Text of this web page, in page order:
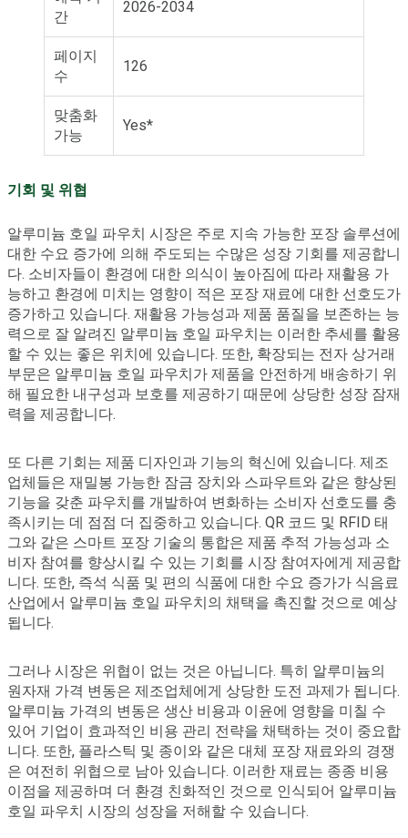
간
2026-2034
페이지
수
126
맞춤화
가능
Yes*
기회 및 위협
알루미늄 호일 파우치 시장은 주로 지속 가능한 포장 솔루션에
대한 수요 증가에 의해 주도되는 수많은 성장 기회를 제공합니
다. 소비자들이 환경에 대한 의식이 높아짐에 따라 재활용 가
능하고 환경에 미치는 영향이 적은 포장 재료에 대한 선호도가
증가하고 있습니다. 재활용 가능성과 제품 품질을 보존하는 능
력으로 잘 알려진 알루미늄 호일 파우치는 이러한 추세를 활용
할 수 있는 좋은 위치에 있습니다. 또한, 확장되는 전자 상거래
부문은 알루미늄 호일 파우치가 제품을 안전하게 배송하기 위
해 필요한 내구성과 보호를 제공하기 때문에 상당한 성장 잠재
력을 제공합니다.
또 다른 기회는 제품 디자인과 기능의 혁신에 있습니다. 제조
업체들은 재밀봉 가능한 잠금 장치와 스파우트와 같은 향상된
기능을 갖춘 파우치를 개발하여 변화하는 소비자 선호도를 충
족시키는 데 점점 더 집중하고 있습니다. QR 코드 및 RFID 태
그와 같은 스마트 포장 기술의 통합은 제품 추적 가능성과 소
비자 참여를 향상시킬 수 있는 기회를 시장 참여자에게 제공합
니다. 또한, 즉석 식품 및 편의 식품에 대한 수요 증가가 식음료
산업에서 알루미늄 호일 파우치의 채택을 촉진할 것으로 예상
됩니다.
그러나 시장은 위협이 없는 것은 아닙니다. 특히 알루미늄의
원자재 가격 변동은 제조업체에게 상당한 도전 과제가 됩니다.
알루미늄 가격의 변동은 생산 비용과 이윤에 영향을 미칠 수
있어 기업이 효과적인 비용 관리 전략을 채택하는 것이 중요합
니다. 또한, 플라스틱 및 종이와 같은 대체 포장 재료와의 경쟁
은 여전히 위협으로 남아 있습니다. 이러한 재료는 종종 비용
이점을 제공하며 더 환경 친화적인 것으로 인식되어 알루미늄
호일 파우치 시장의 성장을 저해할 수 있습니다.